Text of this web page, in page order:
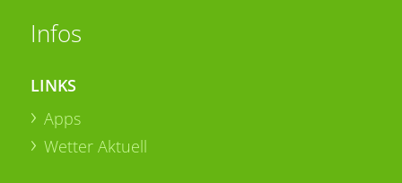
Infos
LINKS
Apps
Wetter Aktuell